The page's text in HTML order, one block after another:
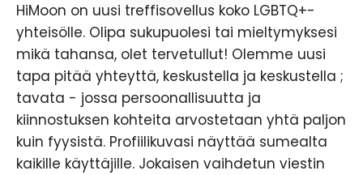
HiMoon on uusi treffisovellus koko LGBTQ+-
yhteisölle. Olipa sukupuolesi tai mieltymyksesi
mikä tahansa, olet tervetullut! Olemme uusi
tapa pitää yhteyttä, keskustella ja keskustella ;
tavata - jossa persoonallisuutta ja
kiinnostuksen kohteita arvostetaan yhtä paljon
kuin fyysistä. Profiilikuvasi näyttää sumealta
kaikille käyttäjille. Jokaisen vaihdetun viestin